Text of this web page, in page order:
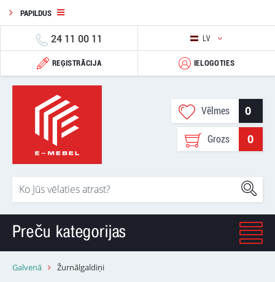
PAPILDUS
24 11 00 11 LV
REĢISTRĀCIJA IELOGOTIES
Vēlmes 0
Grozs 0
Preču kategorijas
Galvenā Žurnālgaldiņi